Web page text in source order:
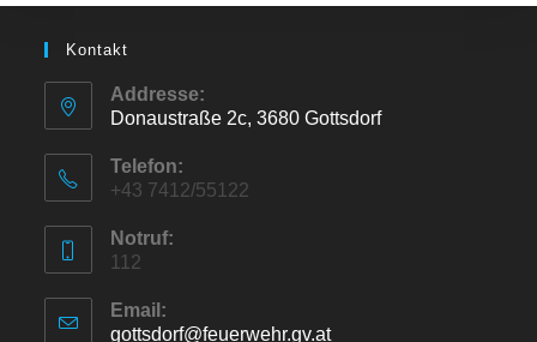
Kontakt
Addresse:
Donaustraße 2c, 3680 Gottsdorf
in
a
new
tab
Telefon:
+43 7412/55122
Notruf:
112
Email:
gottsdorf@feuerwehr.gv.atOpens